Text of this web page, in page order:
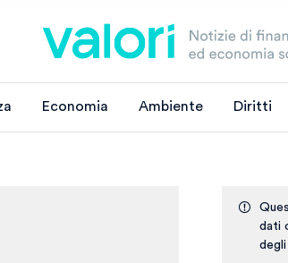
Economia Ambiente Diritti
dati